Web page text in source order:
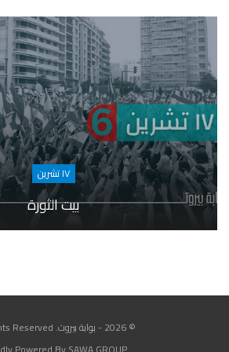
١٧ تشرين
بيت الثورة
© 2026 - بوابة بيروت. All Rights Reserved